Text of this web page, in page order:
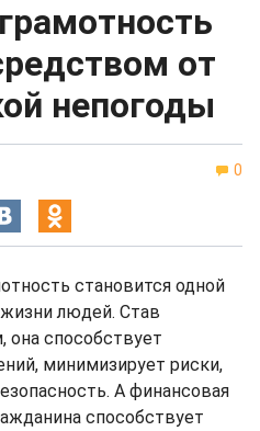
от
непогоды
0
становится одной
людей. Став
способствует
минимизирует риски,
А финансовая
способствует